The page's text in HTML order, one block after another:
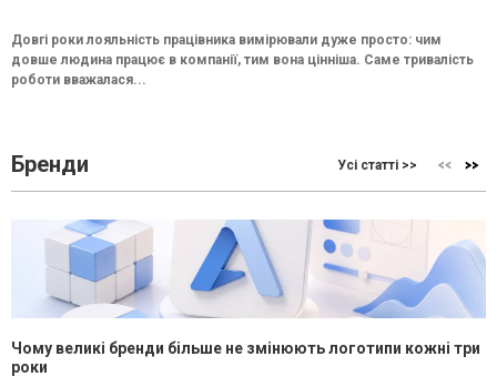
Довгі роки лояльність працівника вимірювали дуже просто: чим
довше людина працює в компанії, тим вона цінніша. Саме тривалість
роботи вважалася...
Бренди Усі статті >>
Чому великі бренди більше не змінюють логотипи кожні три
роки